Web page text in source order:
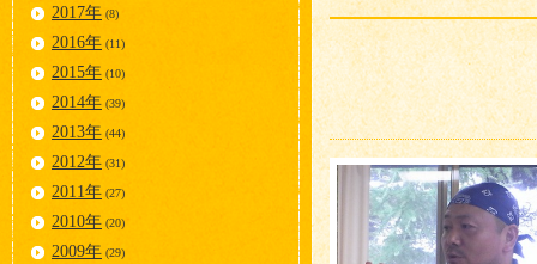
2017年 (8)
2016年 (11)
2015年 (10)
2014年 (39)
2013年 (44)
2012年 (31)
2011年 (27)
2010年 (20)
2009年 (29)